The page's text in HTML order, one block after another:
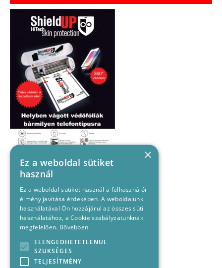
×
Ez a weboldal sütiket
használ
Ez a weboldal sütiket használ a felhasználói
élmény javítása érdekében. A weboldalunk
használatával Ön hozzájárul az összes süti
használatához, a Cookie szabályzatunknak
megfelelően. Bővebben
ELENGEDHETETLENÜL
SZÜKSÉGES
TELJESÍTMÉNY